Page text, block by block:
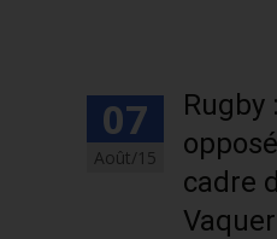
07
Août/15
Rugby
cadre